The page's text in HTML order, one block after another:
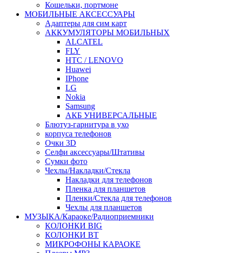
Кошельки, портмоне
МОБИЛЬНЫЕ АКСЕССУАРЫ
Адаптеры для сим карт
АККУМУЛЯТОРЫ МОБИЛЬНЫХ
ALCATEL
FLY
HTC / LENOVO
Huawei
IPhone
LG
Nokia
Samsung
АКБ УНИВЕРСАЛЬНЫЕ
Блютуз-гарнитура в ухо
корпуса телефонов
Очки 3D
Селфи аксессуары/Штативы
Сумки фото
Чехлы/Накладки/Стекла
Накладки для телефонов
Пленка для планшетов
Пленки/Стекла для телефонов
Чехлы для планшетов
МУЗЫКА/Караоке/Радиоприемники
КОЛОНКИ BIG
КОЛОНКИ BT
МИКРОФОНЫ КАРАОКЕ